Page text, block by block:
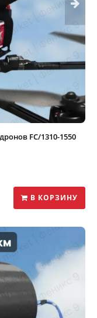
FC/1310-1550
В КОРЗИНУ